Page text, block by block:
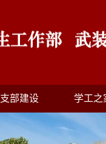
支部建设 学工之